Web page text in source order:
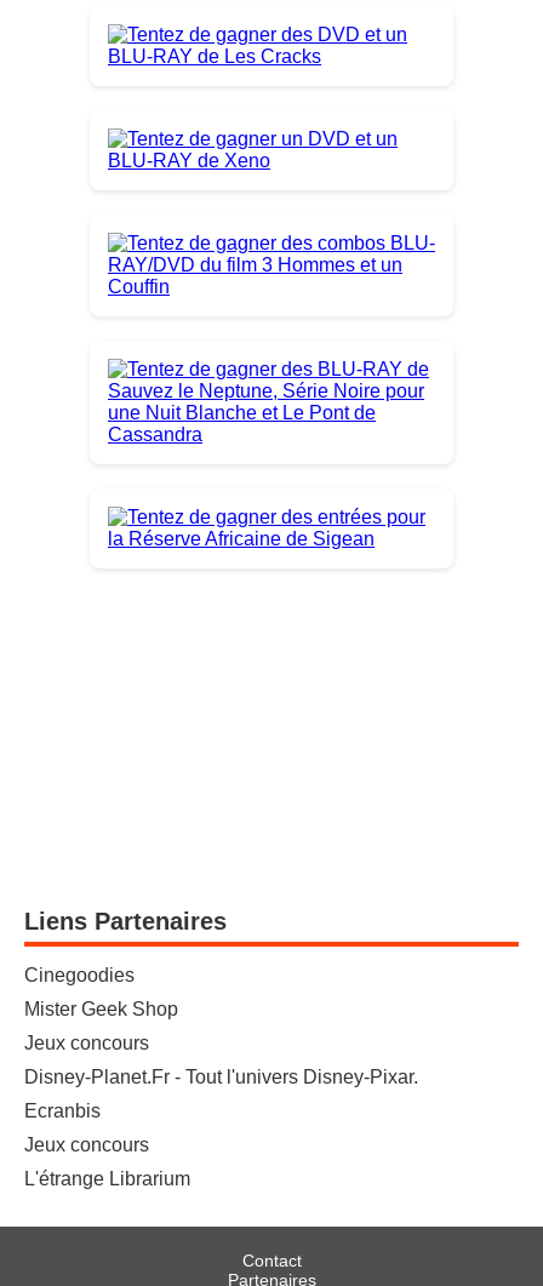
Liens Partenaires
Cinegoodies
Mister Geek Shop
Jeux concours
Disney-Planet.Fr - Tout l'univers Disney-Pixar.
Ecranbis
Jeux concours
L'étrange Librarium
Contact
Partenaires